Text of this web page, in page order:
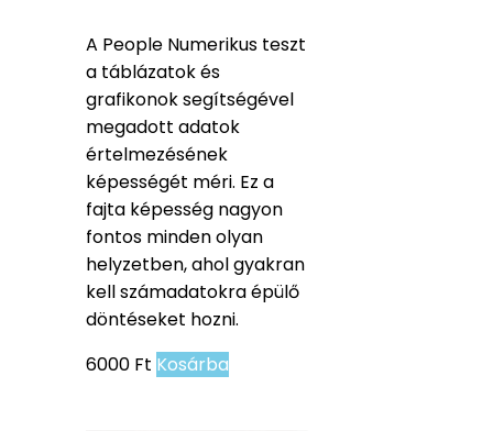
A People Numerikus teszt
a táblázatok és
grafikonok segítségével
megadott adatok
értelmezésének
képességét méri. Ez a
fajta képesség nagyon
fontos minden olyan
helyzetben, ahol gyakran
kell számadatokra épülő
döntéseket hozni.
6000 Ft Kosárba